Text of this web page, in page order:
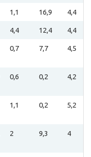
1,1 16,9 4,4
4,4 12,4 4,4
0,7 7,7 4,5
0,6 0,2 4,2
1,1 0,2 5,2
2 9,3 4